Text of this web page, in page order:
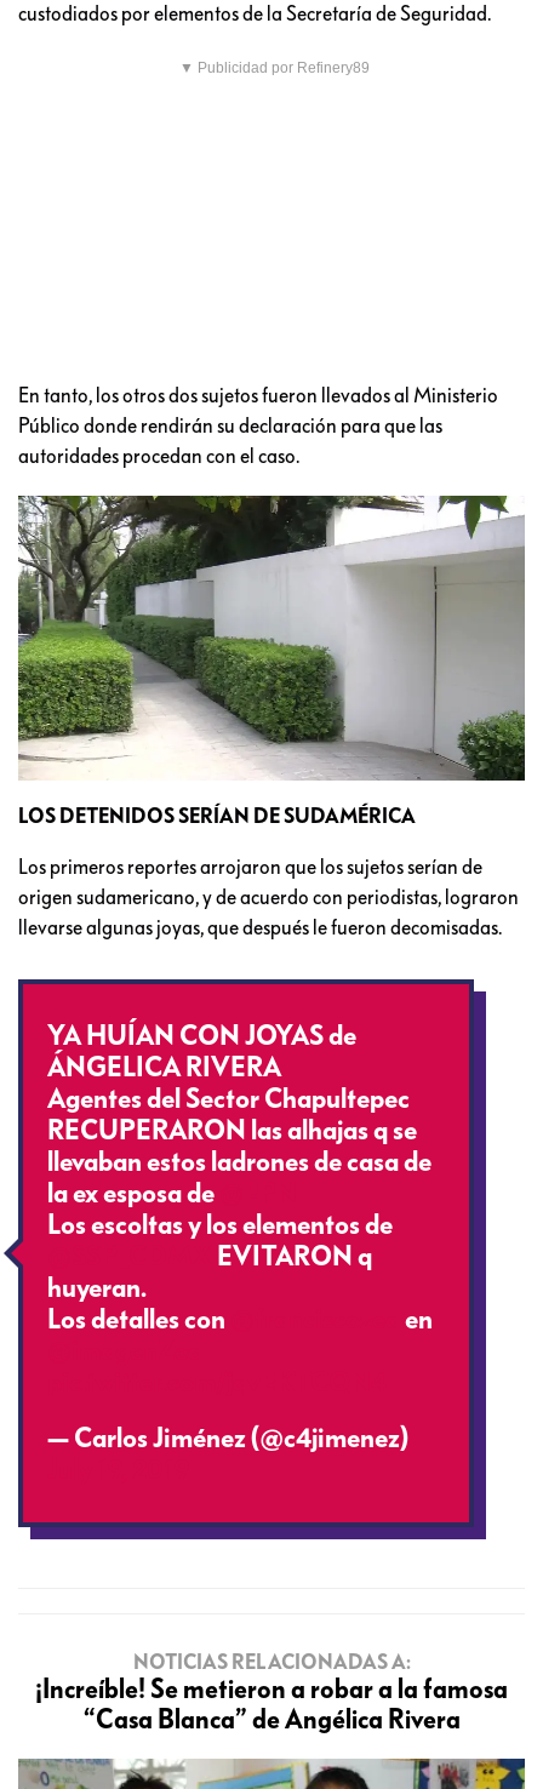
custodiados por elementos de la Secretaría de Seguridad.
▼ Publicidad por Refinery89
En tanto, los otros dos sujetos fueron llevados al Ministerio
Público donde rendirán su declaración para que las
autoridades procedan con el caso.
LOS DETENIDOS SERÍAN DE SUDAMÉRICA
Los primeros reportes arrojaron que los sujetos serían de
origen sudamericano, y de acuerdo con periodistas, lograron
llevarse algunas joyas, que después le fueron decomisadas.
YA HUÍAN CON JOYAS de
ÁNGELICA RIVERA
Agentes del Sector Chapultepec
RECUPERARON las alhajas q se
llevaban estos ladrones de casa de
la ex esposa de
Los escoltas y los elementos de
EVITARON q
huyeran.
Los detalles con
en
— Carlos Jiménez (@c4jimenez)
NOTICIAS RELACIONADAS A:
¡Increíble! Se metieron a robar a la famosa
“Casa Blanca” de Angélica Rivera